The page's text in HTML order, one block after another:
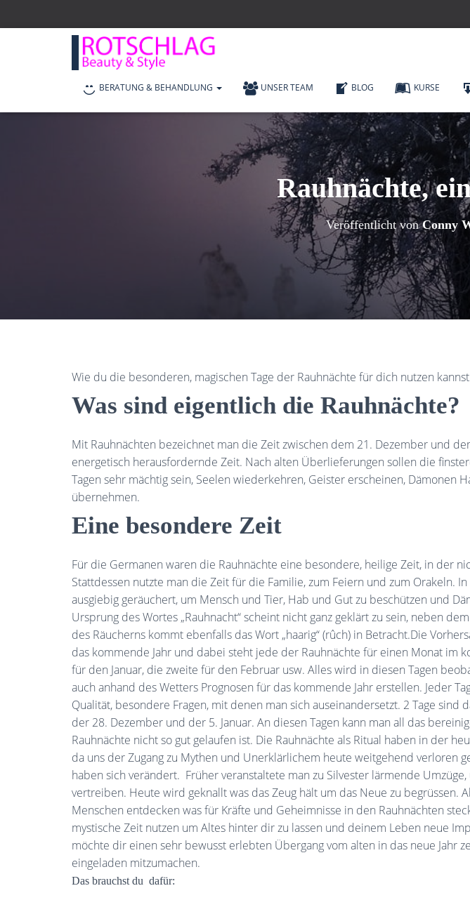
BERATUNG & BEHANDLUNG UNSER TEAM BLOG KURSE
Rauhnächte,
Veröffentlicht vonConny
Wie du die besonderen, magischen Tage der Rauhnächte für dich nutzen
Was sind eigentlich die Rauhnächte?
Mit Rauhnächten bezeichnet man die Zeit zwischen dem 21. Dezember und
energetisch herausfordernde Zeit. Nach alten Überlieferungen sollen die
Tagen sehr mächtig sein, Seelen wiederkehren, Geister erscheinen, Dämonen
übernehmen.
Eine besondere Zeit
Für die Germanen waren die Rauhnächte eine besondere, heilige Zeit, in der
Stattdessen nutzte man die Zeit für die Familie, zum Feiern und zum Orakeln.
ausgiebig geräuchert, um Mensch und Tier, Hab und Gut zu beschützen und
Ursprung des Wortes „Rauhnacht“ scheint nicht ganz geklärt zu sein, neben
des Räucherns kommt ebenfalls das Wort „haarig“ (rûch) in Betracht.Die
das kommende Jahr und dabei steht jede der Rauhnächte für einen Monat im
für den Januar, die zweite für den Februar usw. Alles wird in diesen Tagen
auch anhand des Wetters Prognosen für das kommende Jahr erstellen. Jeder
Qualität, besondere Fragen, mit denen man sich auseinandersetzt. 2 Tage sind
der 28. Dezember und der 5. Januar. An diesen Tagen kann man all das
Rauhnächte nicht so gut gelaufen ist. Die Rauhnächte als Ritual haben in der
da uns der Zugang zu Mythen und Unerklärlichem heute weitgehend verloren
haben sich verändert. Früher veranstaltete man zu Silvester lärmende Umzüge,
vertreiben. Heute wird geknallt was das Zeug hält um das Neue zu begrüssen.
Menschen entdecken was für Kräfte und Geheimnisse in den Rauhnächten
mystische Zeit nutzen um Altes hinter dir zu lassen und deinem Leben neue
möchte dir einen sehr bewusst erlebten Übergang vom alten in das neue Jahr
eingeladen mitzumachen.
Das brauchst du dafür: